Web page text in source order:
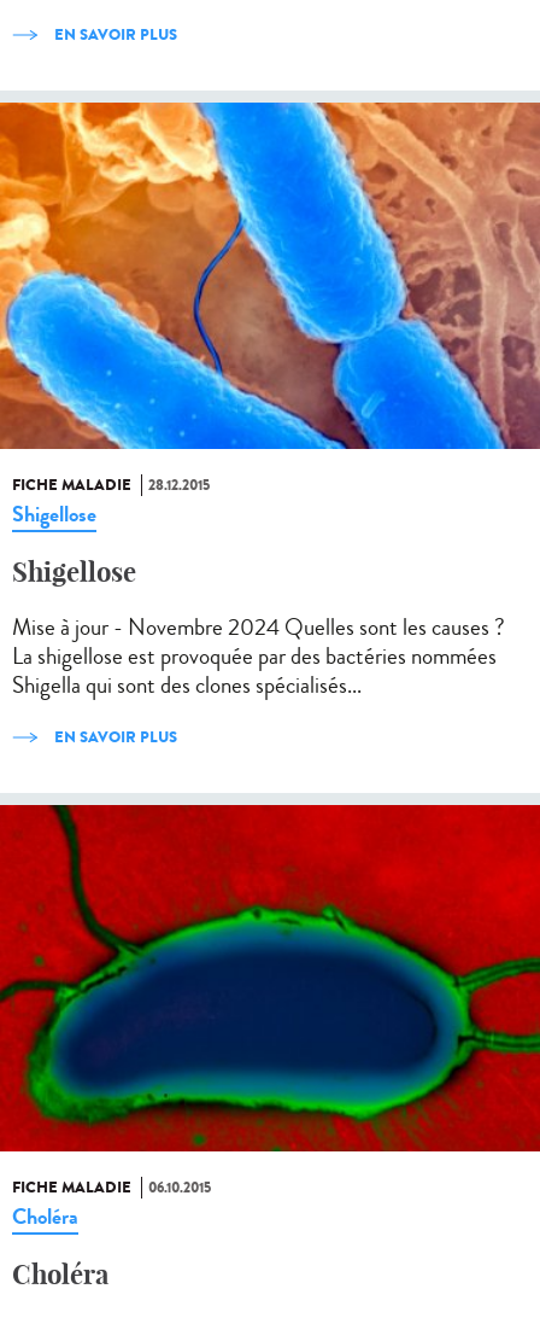
EN SAVOIR PLUS
FICHE MALADIE 28.12.2015
Shigellose
Shigellose
Mise à jour - Novembre 2024 Quelles sont les causes ?
La shigellose est provoquée par des bactéries nommées
Shigella qui sont des clones spécialisés...
EN SAVOIR PLUS
FICHE MALADIE 06.10.2015
Choléra
Choléra